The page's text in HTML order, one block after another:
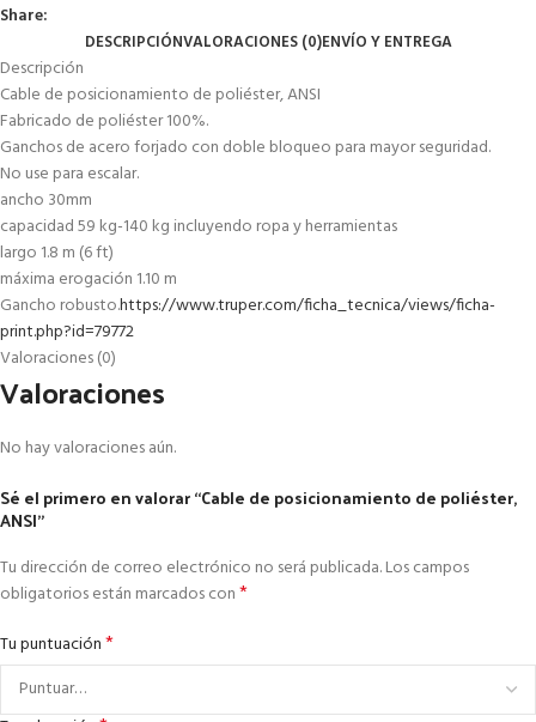
Share:
DESCRIPCIÓNVALORACIONES (0)ENVÍO Y ENTREGA
Descripción
Cable de posicionamiento de poliéster, ANSI
Fabricado de poliéster 100%.
Ganchos de acero forjado con doble bloqueo para mayor seguridad.
No use para escalar.
ancho 30mm
capacidad 59 kg-140 kg incluyendo ropa y herramientas
largo 1.8 m (6 ft)
máxima erogación 1.10 m
Gancho robusto.https://www.truper.com/ficha_tecnica/views/ficha-
print.php?id=79772
Valoraciones (0)
Valoraciones
No hay valoraciones aún.
Sé el primero en valorar “Cable de posicionamiento de poliéster,
ANSI”
Tu dirección de correo electrónico no será publicada.Los campos
obligatorios están marcados con*
Tu puntuación*